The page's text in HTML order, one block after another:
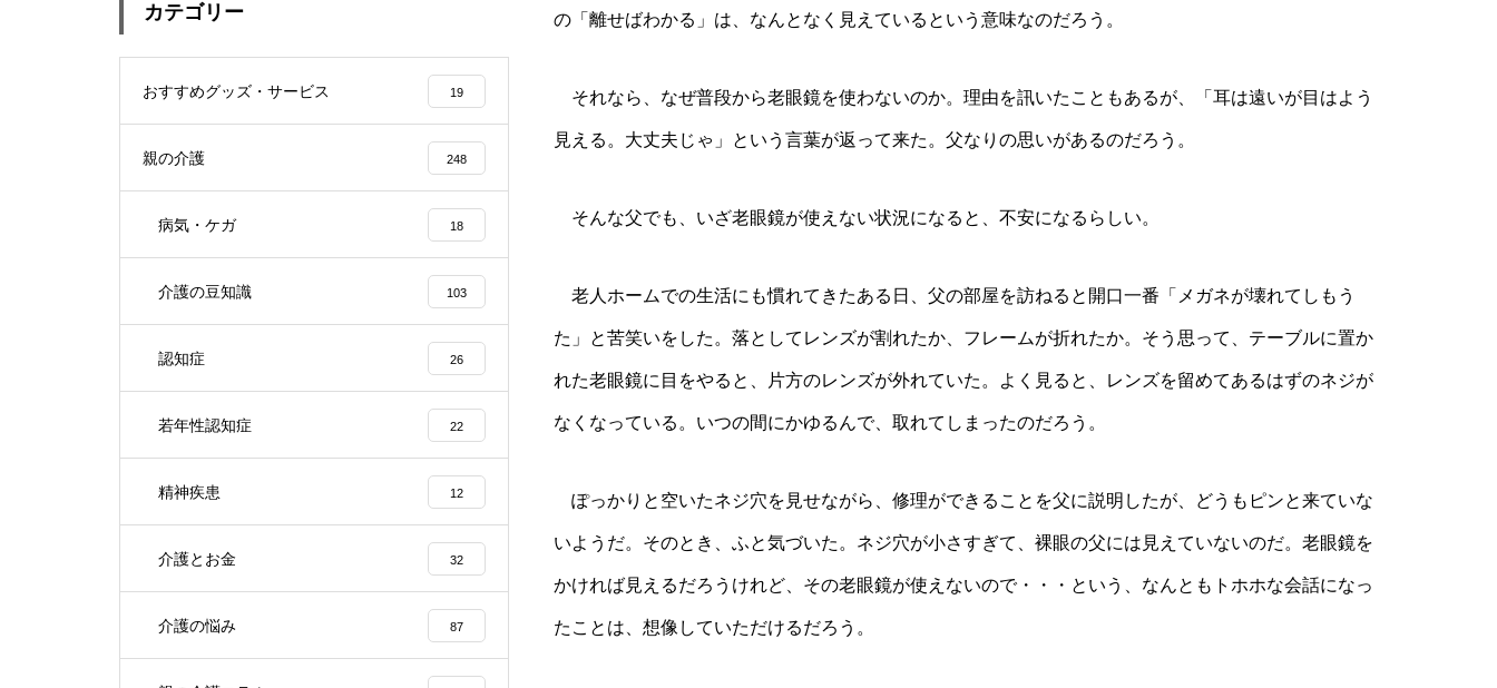
の「離せばわかる」は、なんとなく見えているという意味なのだろう。
それなら、なぜ普段から老眼鏡を使わないのか。理由を訊いたこともあるが、「耳は遠いが目はよう
見える。大丈夫じゃ」という言葉が返って来た。父なりの思いがあるのだろう。
そんな父でも、いざ老眼鏡が使えない状況になると、不安になるらしい。
老人ホームでの生活にも慣れてきたある日、父の部屋を訪ねると開口一番「メガネが壊れてしもう
た」と苦笑いをした。落としてレンズが割れたか、フレームが折れたか。そう思って、テーブルに置か
れた老眼鏡に目をやると、片方のレンズが外れていた。よく見ると、レンズを留めてあるはずのネジが
なくなっている。いつの間にかゆるんで、取れてしまったのだろう。
ぽっかりと空いたネジ穴を見せながら、修理ができることを父に説明したが、どうもピンと来ていな
いようだ。そのとき、ふと気づいた。ネジ穴が小さすぎて、裸眼の父には見えていないのだ。老眼鏡を
かければ見えるだろうけれど、その老眼鏡が使えないので・・・という、なんともトホホな会話になっ
たことは、想像していただけるだろう。
カテゴリー
おすすめグッズ・サービス 19
親の介護 248
病気・ケガ 18
介護の豆知識 103
認知症 26
若年性認知症 22
精神疾患 12
介護とお金 32
介護の悩み 87